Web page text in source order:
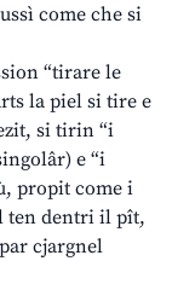
come che si
“tirare le
la piel si tire e
si tirin “i
e “i
propit come i
ten dentri il pît,
cjargnel